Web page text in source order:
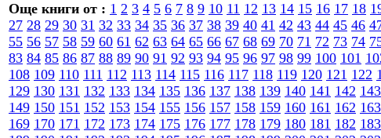
Още книги от : 1 2 3 4 5 6 7 8 9 10 11 12 13 14 15 16 17 18
27 28 29 30 31 32 33 34 35 36 37 38 39 40 41 42 43 44 45 46
55 56 57 58 59 60 61 62 63 64 65 66 67 68 69 70 71 72 73 74
83 84 85 86 87 88 89 90 91 92 93 94 95 96 97 98 99 100 101
108 109 110 111 112 113 114 115 116 117 118 119 120 121 122
129 130 131 132 133 134 135 136 137 138 139 140 141 142 143
149 150 151 152 153 154 155 156 157 158 159 160 161 162 163
169 170 171 172 173 174 175 176 177 178 179 180 181 182 183